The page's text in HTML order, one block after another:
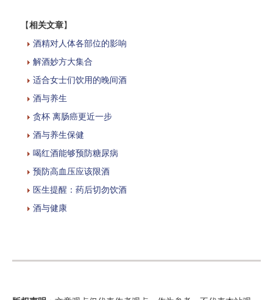
【相关文章】
酒精对人体各部位的影响
解酒妙方大集合
适合女士们饮用的晚间酒
酒与养生
贪杯 离肠癌更近一步
酒与养生保健
喝红酒能够预防糖尿病
预防高血压应该限酒
医生提醒：药后切勿饮酒
酒与健康